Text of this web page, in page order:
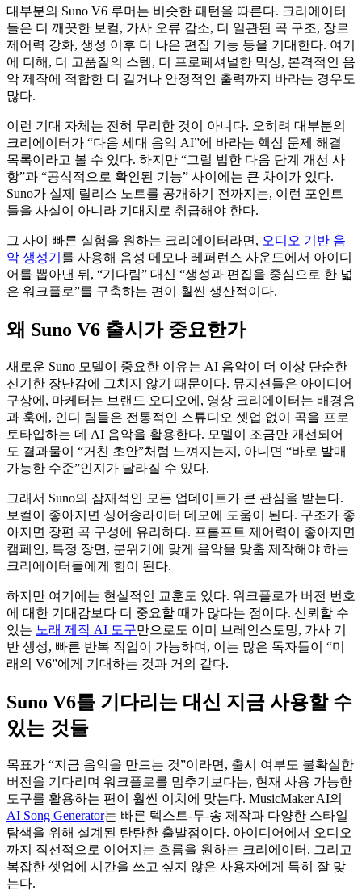
대부분의 Suno V6 루머는 비슷한 패턴을 따른다. 크리에이터
들은 더 깨끗한 보컬, 가사 오류 감소, 더 일관된 곡 구조, 장르
제어력 강화, 생성 이후 더 나은 편집 기능 등을 기대한다. 여기
에 더해, 더 고품질의 스템, 더 프로페셔널한 믹싱, 본격적인 음
악 제작에 적합한 더 길거나 안정적인 출력까지 바라는 경우도
많다.
이런 기대 자체는 전혀 무리한 것이 아니다. 오히려 대부분의
크리에이터가 “다음 세대 음악 AI”에 바라는 핵심 문제 해결
목록이라고 볼 수 있다. 하지만 “그럴 법한 다음 단계 개선 사
항”과 “공식적으로 확인된 기능” 사이에는 큰 차이가 있다.
Suno가 실제 릴리스 노트를 공개하기 전까지는, 이런 포인트
들을 사실이 아니라 기대치로 취급해야 한다.
그 사이 빠른 실험을 원하는 크리에이터라면, 오디오 기반 음
악 생성기 를 사용해 음성 메모나 레퍼런스 사운드에서 아이디
어를 뽑아낸 뒤, “기다림” 대신 “생성과 편집을 중심으로 한 넓
은 워크플로”를 구축하는 편이 훨씬 생산적이다.
왜 Suno V6 출시가 중요한가
새로운 Suno 모델이 중요한 이유는 AI 음악이 더 이상 단순한
신기한 장난감에 그치지 않기 때문이다. 뮤지션들은 아이디어
구상에, 마케터는 브랜드 오디오에, 영상 크리에이터는 배경음
과 훅에, 인디 팀들은 전통적인 스튜디오 셋업 없이 곡을 프로
토타입하는 데 AI 음악을 활용한다. 모델이 조금만 개선되어
도 결과물이 “거친 초안”처럼 느껴지는지, 아니면 “바로 발매
가능한 수준”인지가 달라질 수 있다.
그래서 Suno의 잠재적인 모든 업데이트가 큰 관심을 받는다.
보컬이 좋아지면 싱어송라이터 데모에 도움이 된다. 구조가 좋
아지면 장편 곡 구성에 유리하다. 프롬프트 제어력이 좋아지면
캠페인, 특정 장면, 분위기에 맞게 음악을 맞춤 제작해야 하는
크리에이터들에게 힘이 된다.
하지만 여기에는 현실적인 교훈도 있다. 워크플로가 버전 번호
에 대한 기대감보다 더 중요할 때가 많다는 점이다. 신뢰할 수
있는 노래 제작 AI 도구만으로도 이미 브레인스토밍, 가사 기
반 생성, 빠른 반복 작업이 가능하며, 이는 많은 독자들이 “미
래의 V6”에게 기대하는 것과 거의 같다.
Suno V6를 기다리는 대신 지금 사용할 수
있는 것들
목표가 “지금 음악을 만드는 것”이라면, 출시 여부도 불확실한
버전을 기다리며 워크플로를 멈추기보다는, 현재 사용 가능한
도구를 활용하는 편이 훨씬 이치에 맞는다. MusicMaker AI의
AI Song Generator는 빠른 텍스트-투-송 제작과 다양한 스타일
탐색을 위해 설계된 탄탄한 출발점이다. 아이디어에서 오디오
까지 직선적으로 이어지는 흐름을 원하는 크리에이터, 그리고
복잡한 셋업에 시간을 쓰고 싶지 않은 사용자에게 특히 잘 맞
는다.